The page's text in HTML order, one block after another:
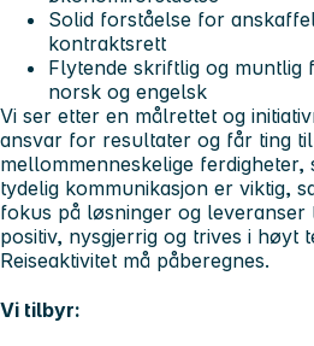
Solid forståelse for
kontraktsrett
Flytende skriftlig og muntlig
norsk og engelsk
Vi ser etter en målrettet og
ansvar for resultater og får ting til
mellommenneskelige ferdigheter,
tydelig kommunikasjon er viktig,
fokus på løsninger og leveranser
positiv, nysgjerrig og trives i høyt
Reiseaktivitet må påberegnes.
Vi tilbyr: